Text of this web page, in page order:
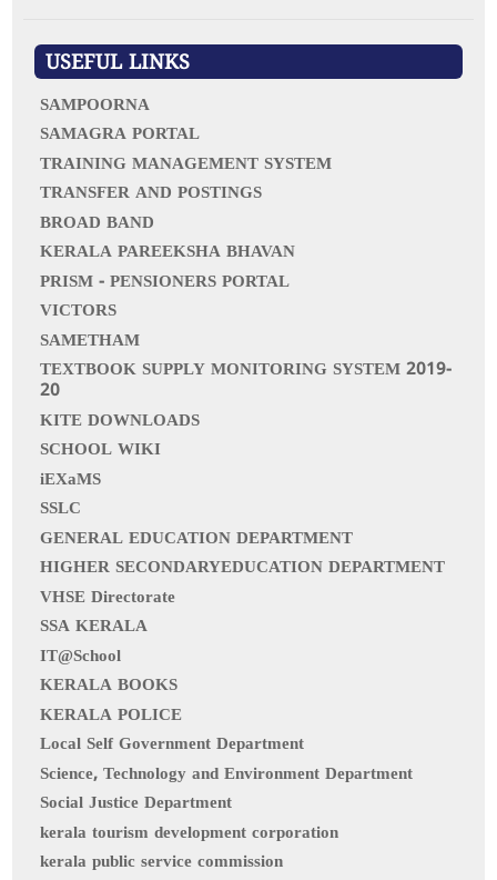
USEFUL LINKS
SAMPOORNA
SAMAGRA PORTAL
TRAINING MANAGEMENT SYSTEM
TRANSFER AND POSTINGS
BROAD BAND
KERALA PAREEKSHA BHAVAN
PRISM - PENSIONERS PORTAL
VICTORS
SAMETHAM
TEXTBOOK SUPPLY MONITORING SYSTEM 2019-
20
KITE DOWNLOADS
SCHOOL WIKI
iEXaMS
SSLC
GENERAL EDUCATION DEPARTMENT
HIGHER SECONDARYEDUCATION DEPARTMENT
VHSE Directorate
SSA KERALA
IT@School
KERALA BOOKS
KERALA POLICE
Local Self Government Department
Science, Technology and Environment Department
Social Justice Department
kerala tourism development corporation
kerala public service commission